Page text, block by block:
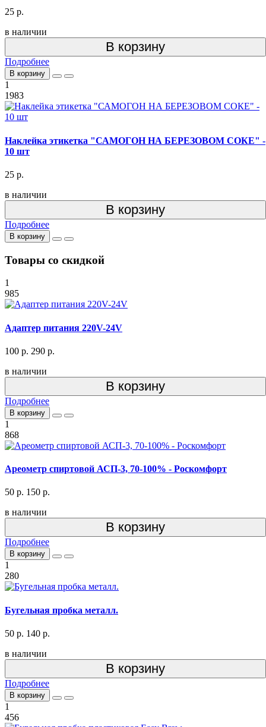
25 р.
в наличии
В корзину
Подробнее
В корзину
1
1983
Наклейка этикетка "САМОГОН НА БЕРЕЗОВОМ СОКЕ" -
10 шт
25 р.
в наличии
В корзину
Подробнее
В корзину
Товары со скидкой
1
985
Адаптер питания 220V-24V
100 р. 290 р.
в наличии
В корзину
Подробнее
В корзину
1
868
Ареометр спиртовой АСП-3, 70-100% - Роскомфорт
50 р. 150 р.
в наличии
В корзину
Подробнее
В корзину
1
280
Бугельная пробка металл.
50 р. 140 р.
в наличии
В корзину
Подробнее
В корзину
1
456